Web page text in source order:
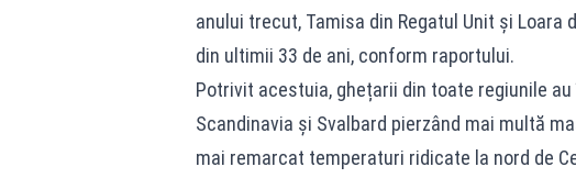
anului trecut, Tamisa din Regatul Unit și
din ultimii 33 de ani, conform raportului.
Potrivit acestuia, ghețarii din toate regiunile
Scandinavia și Svalbard pierzând mai multă
mai remarcat temperaturi ridicate la nord de